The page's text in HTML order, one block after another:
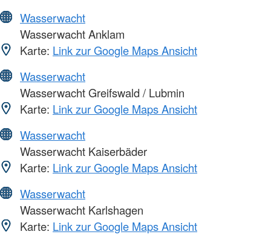
Wasserwacht
Wasserwacht Anklam
Karte: Link zur Google Maps Ansicht
Wasserwacht
Wasserwacht Greifswald / Lubmin
Karte: Link zur Google Maps Ansicht
Wasserwacht
Wasserwacht Kaiserbäder
Karte: Link zur Google Maps Ansicht
Wasserwacht
Wasserwacht Karlshagen
Karte: Link zur Google Maps Ansicht